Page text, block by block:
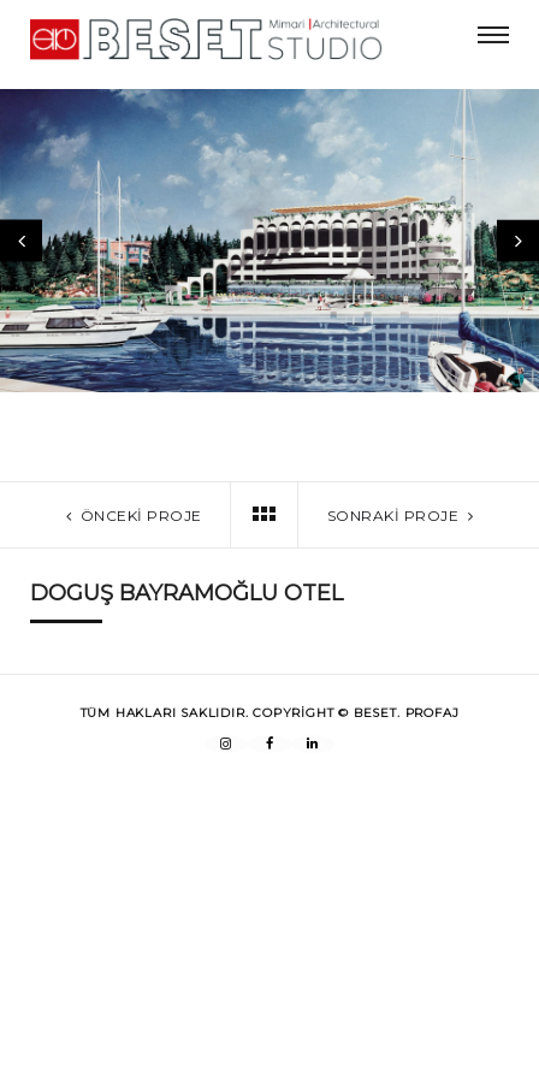
ÖNCEKI PROJE SONRAKI PROJE
DOGUŞ BAYRAMOĞLU OTEL
TÜM HAKLARI SAKLIDIR. COPYRIGHT © BESET. PROFAJ